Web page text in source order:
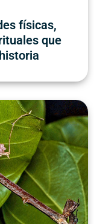
físicas,
que